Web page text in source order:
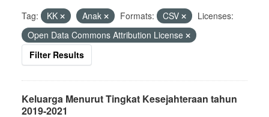
Tag: KK Anak Formats: CSV
Licenses:
Open Data Commons Attribution License
Filter Results
Keluarga Menurut Tingkat Kesejahteraan tahun
2019-2021